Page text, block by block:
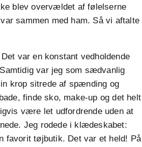
blev overvældet af følelserne
sammen med ham. Så vi aftalte
var en konstant vedholdende
var jeg som sædvanlig
krop sitrede af spænding og
finde sko, make-up og det helt
være let udfordrende uden at
Jeg rodede i klædeskabet:
favorit tøjbutik. Det var et held! På